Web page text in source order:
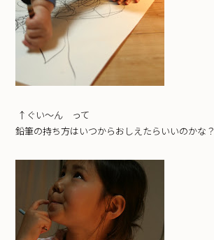
↑ぐい～ん って
鉛筆の持ち方はいつからおしえたらいいのかな？